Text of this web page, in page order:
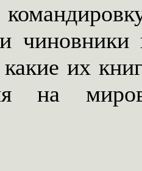
чиновники
их
на